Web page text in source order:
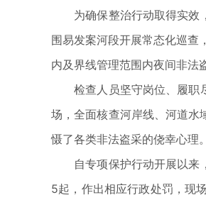
为确保整治行动取得实效，
围易发案河段开展常态化巡查
内及界线管理范围内夜间非法
检查人员坚守岗位、履职尽
场，全面核查河岸线、河道水
慑了各类非法盗采的侥幸心理。
自专项保护行动开展以来，
5起，作出相应行政处罚，现